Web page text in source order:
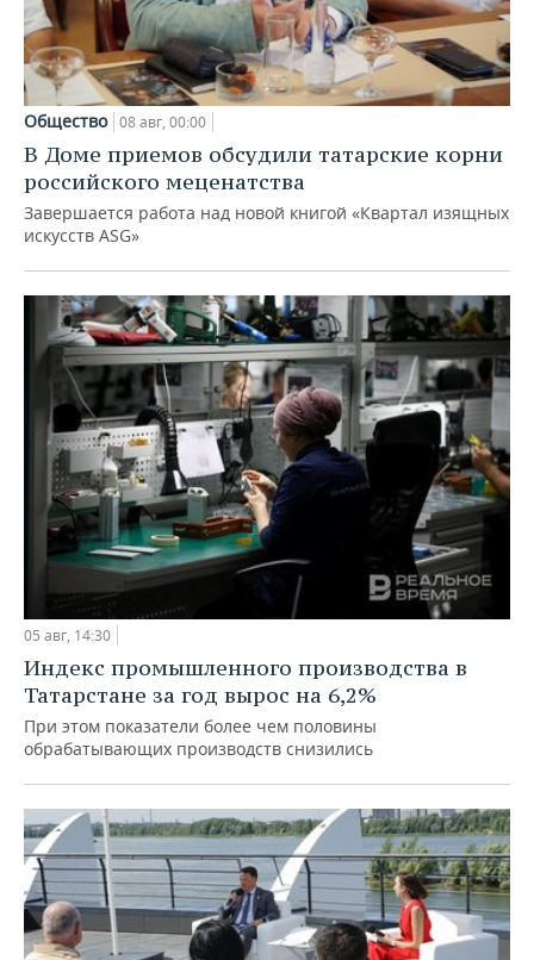
Общество 08 авг, 00:00
В Доме приемов обсудили татарские корни
российского меценатства
Завершается работа над новой книгой «Квартал изящных
искусств ASG»
05 авг, 14:30
Индекс промышленного производства в
Татарстане за год вырос на 6,2%
При этом показатели более чем половины
обрабатывающих производств снизились